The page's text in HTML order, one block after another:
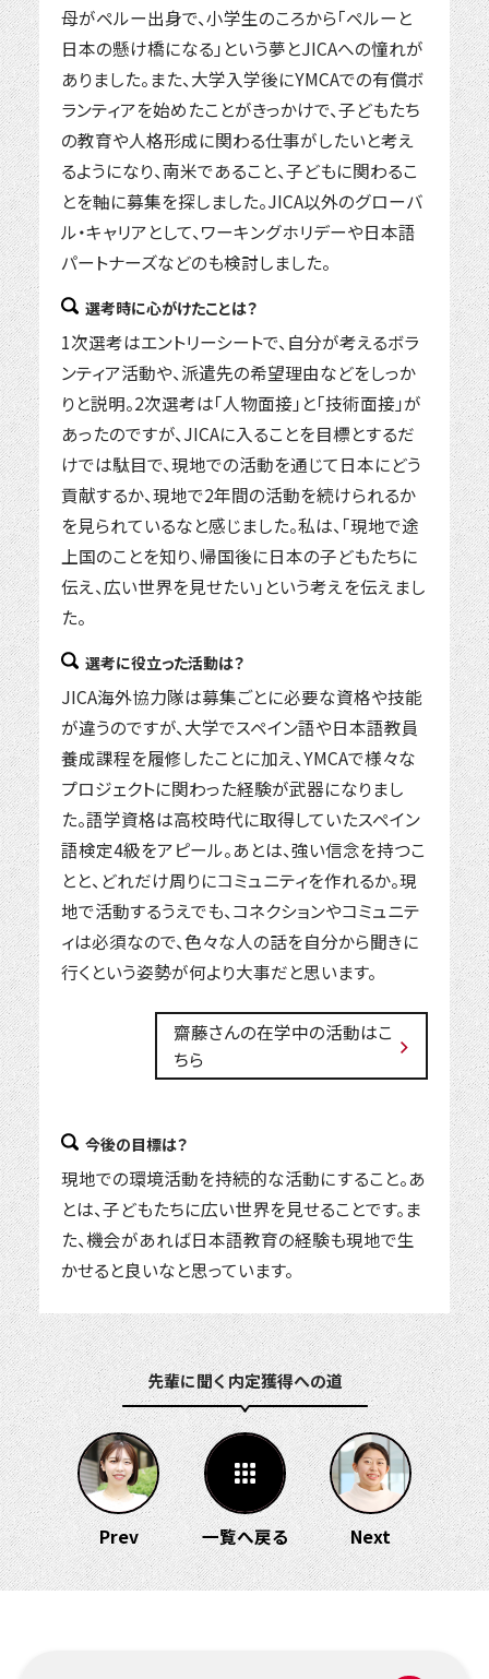
母がペルー出身で、小学生のころから「ペルーと
日本の懸け橋になる」という夢とJICAへの憧れが
ありました。また、大学入学後にYMCAでの有償ボ
ランティアを始めたことがきっかけで、子どもたち
の教育や人格形成に関わる仕事がしたいと考え
るようになり、南米であること、子どもに関わるこ
とを軸に募集を探しました。JICA以外のグローバ
ル・キャリアとして、ワーキングホリデーや日本語
パートナーズなどのも検討しました。
選考時に心がけたことは？
1次選考はエントリーシートで、自分が考えるボラ
ンティア活動や、派遣先の希望理由などをしっか
りと説明。2次選考は「人物面接」と「技術面接」が
あったのですが、JICAに入ることを目標とするだ
けでは駄目で、現地での活動を通じて日本にどう
貢献するか、現地で2年間の活動を続けられるか
を見られているなと感じました。私は、「現地で途
上国のことを知り、帰国後に日本の子どもたちに
伝え、広い世界を見せたい」という考えを伝えまし
た。
選考に役立った活動は？
JICA海外協力隊は募集ごとに必要な資格や技能
が違うのですが、大学でスペイン語や日本語教員
養成課程を履修したことに加え、YMCAで様々な
プロジェクトに関わった経験が武器になりまし
た。語学資格は高校時代に取得していたスペイン
語検定4級をアピール。あとは、強い信念を持つこ
とと、どれだけ周りにコミュニティを作れるか。現
地で活動するうえでも、コネクションやコミュニテ
ィは必須なので、色々な人の話を自分から聞きに
行くという姿勢が何より大事だと思います。
齋藤さんの在学中の活動はこ
ちら
今後の目標は？
現地での環境活動を持続的な活動にすること。あ
とは、子どもたちに広い世界を見せることです。ま
た、機会があれば日本語教育の経験も現地で生
かせると良いなと思っています。
先輩に聞く 内定獲得への道
Prev 一覧へ戻る Next